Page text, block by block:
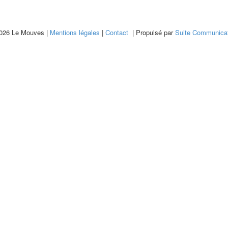
Le Mouves | Mentions légales | Contact| Propulsé parSuite